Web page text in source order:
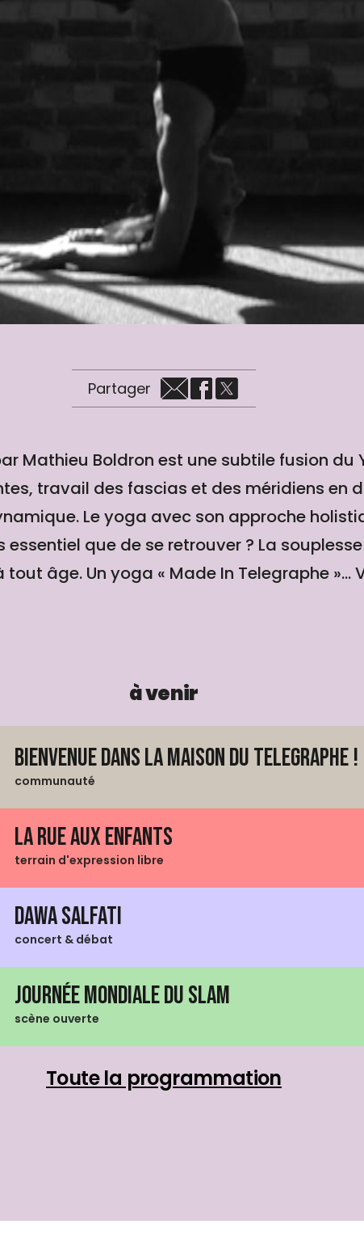
Partager
Mathieu Boldron est une subtile fusion du
travail des fascias et des méridiens en
Le yoga avec son approche
essentiel que de se retrouver ? La
tout âge. Un yoga « Made In Telegraphe »...
à venir
Bienvenue dans La Maison du Telegraphe !
communauté
La Rue aux enfants
terrain d'expression libre
Dawa Salfati
concert & débat
Journée mondiale du Slam
scène ouverte
Toute la programmation